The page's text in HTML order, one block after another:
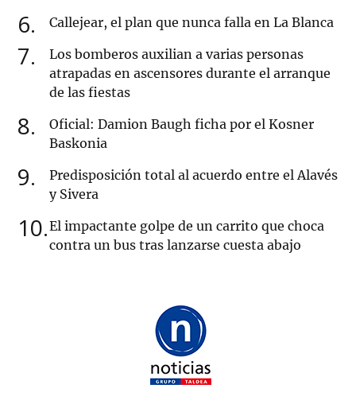
6 Callejear, el plan que nunca falla en La Blanca
7
Los bomberos auxilian a varias personas
atrapadas en ascensores durante el arranque
de las fiestas
8
Oficial: Damion Baugh ficha por el Kosner
Baskonia
9
Predisposición total al acuerdo entre el Alavés
y Sivera
10 El impactante golpe de un carrito que choca
contra un bus tras lanzarse cuesta abajo